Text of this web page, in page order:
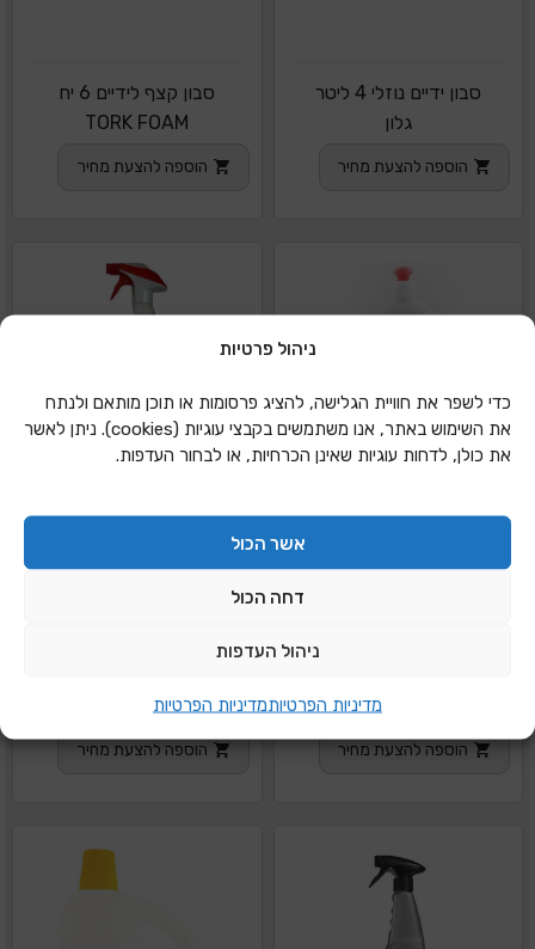
ניהול פרטיות
כדי לשפר את חוויית הגלישה, להציג פרסומות או תוכן מותאם ולנתח
את השימוש באתר, אנו משתמשים בקבצי עוגיות (cookies). ניתן לאשר
את כולן, לדחות עוגיות שאינן הכרחיות, או לבחור העדפות.
אשר הכול
דחה הכול
ניהול העדפות
מדיניות הפרטיותמדיניות הפרטיות
סבון ידיים נוזלי 4 ליטר
גלון
הוספה להצעת מחיר
סבון קצף לידיים 6 יח
TORK FOAM
הוספה להצעת מחיר
מסיר אבנית מקומקומים
הוספה להצעת מחיר
שימושי
הוספה להצעת מחיר